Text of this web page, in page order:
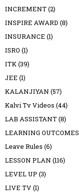
INCREMENT(2)
INSPIRE AWARD (8)
INSURANCE (1)
ISRO (1)
ITK(39)
JEE (1)
KALANJIYAN (57)
Kalvi Tv Videos (44)
LAB ASSISTANT(8)
LEARNING OUTCOMES
Leave Rules (6)
LESSON PLAN (116)
LEVEL UP (3)
LIVE TV(1)